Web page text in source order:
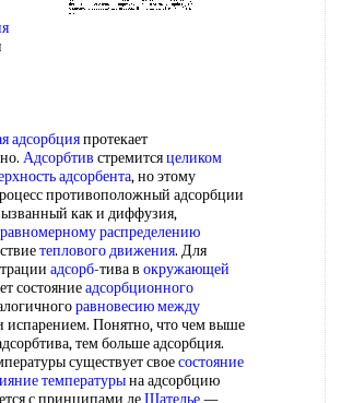
адсорбцияпротекает
Адсорбтив стремитсяцеликом
адсорбента, но этому
противоположный адсорбции
как и диффузия,
равномерному распределению
теплового движения. Для
адсорб-тива в окружающей
состояниеадсорбционного
равновесию между
испарением. Понятно, что чем выше
тем больше адсорбция.
существует своесостояние
температурына адсорбцию
с принципами леШателье—